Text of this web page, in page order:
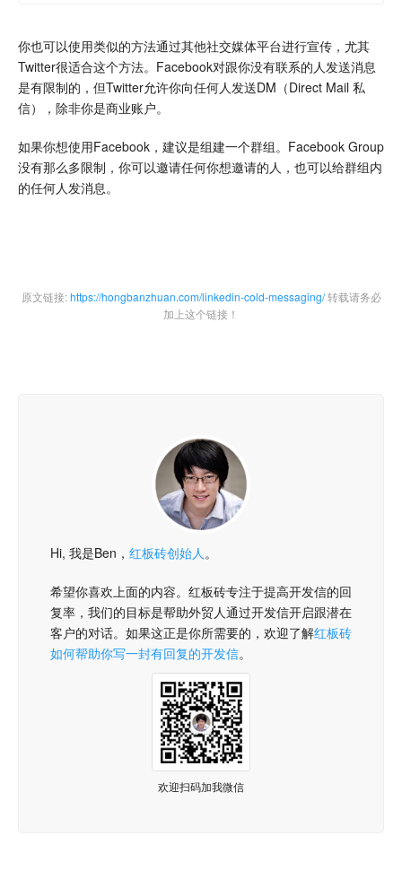
你也可以使用类似的方法通过其他社交媒体平台进行宣传，尤其
Twitter很适合这个方法。Facebook对跟你没有联系的人发送消息
是有限制的，但Twitter允许你向任何人发送DM（Direct Mail 私
信），除非你是商业账户。
如果你想使用Facebook，建议是组建一个群组。Facebook Group
没有那么多限制，你可以邀请任何你想邀请的人，也可以给群组内
的任何人发消息。
原文链接:https://hongbanzhuan.com/linkedin-cold-messaging/转载请务必
加上这个链接！
Hi, 我是Ben， 红板砖创始人 。
希望你喜欢上面的内容。红板砖专注于提高开发信的回
复率，我们的目标是帮助外贸人通过开发信开启跟潜在
客户的对话。如果这正是你所需要的，欢迎了解红板砖
如何帮助你写一封有回复的开发信。
欢迎扫码加我微信